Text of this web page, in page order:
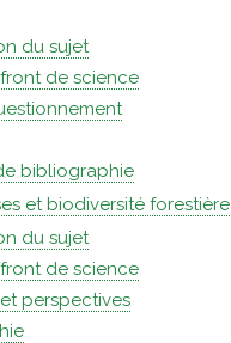
du sujet
de science
bibliographie
et biodiversité forestière
du sujet
de science
perspectives